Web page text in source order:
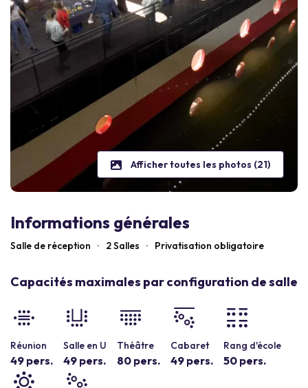
Afficher toutes les photos (21)
Informations générales
Salle de réception · 2 Salles · Privatisation obligatoire
Capacités maximales par configuration de salle
Réunion
49 pers.
Salle en U
49 pers.
Théâtre
80 pers.
Cabaret
49 pers.
Rang d'école
50 pers.